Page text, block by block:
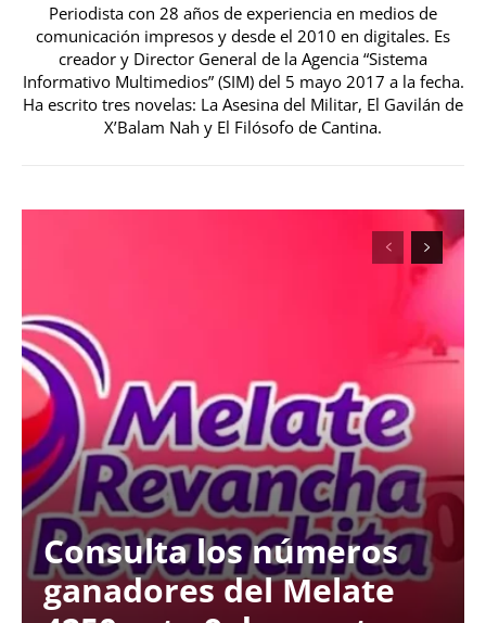
Periodista con 28 años de experiencia en medios de
comunicación impresos y desde el 2010 en digitales. Es
creador y Director General de la Agencia “Sistema
Informativo Multimedios” (SIM) del 5 mayo 2017 a la fecha.
Ha escrito tres novelas: La Asesina del Militar, El Gavilán de
X’Balam Nah y El Filósofo de Cantina.
Consulta los números
ganadores del Melate